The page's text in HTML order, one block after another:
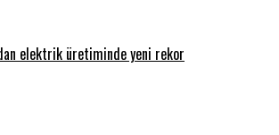
elektrik üretiminde yeni rekor